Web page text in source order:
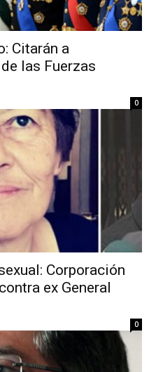
Citarán a
las Fuerzas
0
Corporación
ex General
0